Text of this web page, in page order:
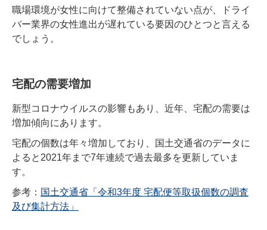
職場環境が女性に向けて整備されていない点が、ドライ
バー業界の女性進出が遅れている要因のひとつと言える
でしょう。
宅配の需要増加
新型コロナウイルスの影響もあり、近年、宅配の需要は
増加傾向にあります。
宅配の個数は年々増加しており、国土交通省のデータに
よると2021年まで7年連続で過去最多を更新していま
す。
参考： 国土交通省「令和3年度 宅配便等取扱個数の調査
及び集計方法」